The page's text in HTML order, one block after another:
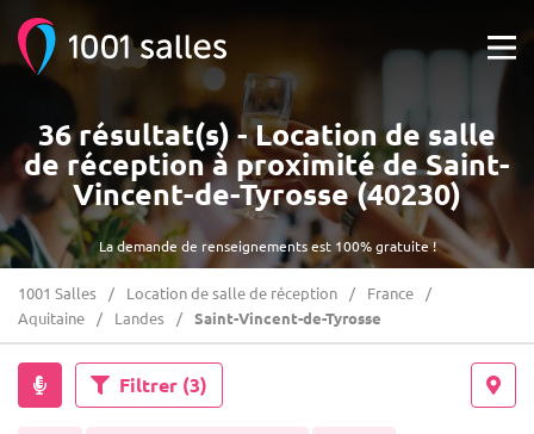
La demande de renseignements est 100% gratuite !
36 résultat(s) - Location de salle
de réception à proximité de Saint-
Vincent-de-Tyrosse (40230)
1001 Salles Location de salle de réception
France
Aquitaine
Landes Saint-Vincent-de-Tyrosse
Filtrer (3)